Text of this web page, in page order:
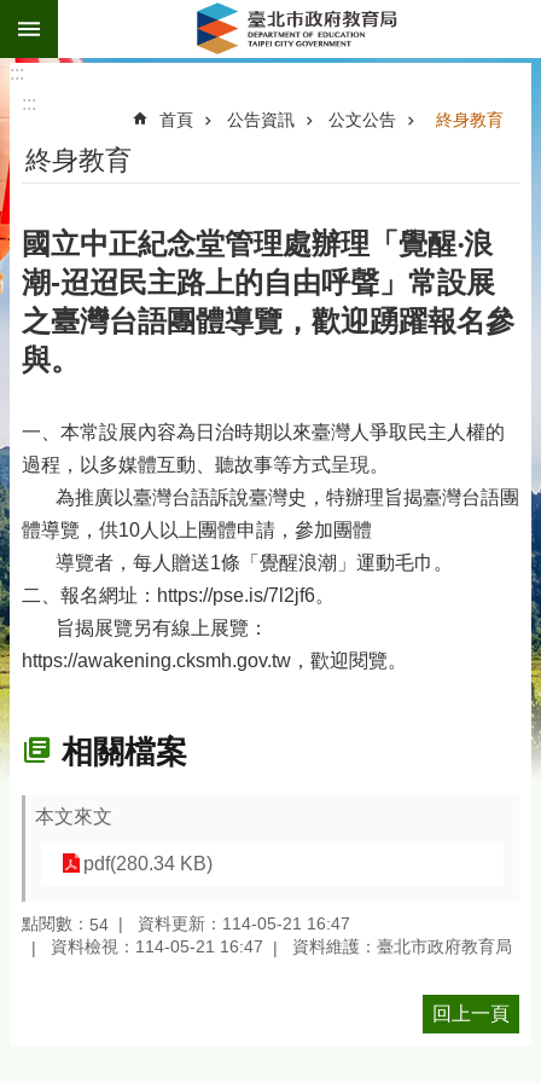
跳到主要內容區塊
:::
:::
首頁 公告資訊 公文公告 終身教育
終身教育
國立中正紀念堂管理處辦理「覺醒‧浪
潮-迢迢民主路上的自由呼聲」常設展
之臺灣台語團體導覽，歡迎踴躍報名參
與。
一、本常設展內容為日治時期以來臺灣人爭取民主人權的
過程，以多媒體互動、聽故事等方式呈現。
為推廣以臺灣台語訴說臺灣史，特辦理旨揭臺灣台語團
體導覽，供10人以上團體申請，參加團體
導覽者，每人贈送1條「覺醒浪潮」運動毛巾。
二、報名網址：https://pse.is/7l2jf6。
旨揭展覽另有線上展覽：
https://awakening.cksmh.gov.tw，歡迎閱覽。
相關檔案
本文來文
pdf(280.34 KB)
點閱數： 54
資料更新：114-05-21 16:47
資料檢視：114-05-21 16:47
資料維護：臺北市政府教育局
回上一頁